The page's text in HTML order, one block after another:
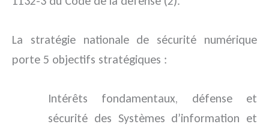
La stratégie nationale de sécurité numérique
porte 5 objectifs stratégiques :
Intérêts fondamentaux, défense et
sécurité des Systèmes d’information et